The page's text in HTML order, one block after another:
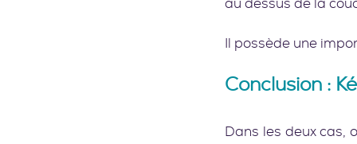
au dessus de la
Il possède une
Conclusion :
Dans les deux cas,